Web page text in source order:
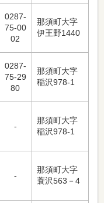
0287-
75-00
02
那須町大字
伊王野1440
0287-
75-29
80
那須町大字
稲沢978-1
-
那須町大字
稲沢978-1
-
那須町大字
蓑沢563－4